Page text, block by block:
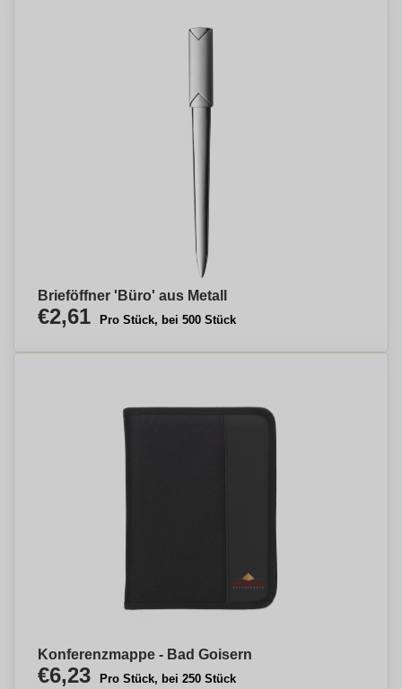
Brieföffner 'Büro' aus Metall
€2,61 Pro Stück, bei 500 Stück
Konferenzmappe - Bad Goisern
€6,23 Pro Stück, bei 250 Stück